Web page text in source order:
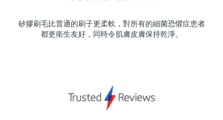
矽膠刷毛比普通的刷子更柔軟，對所有的細菌恐懼症患者
都更衛生友好，同時令肌膚皮膚保持乾淨。